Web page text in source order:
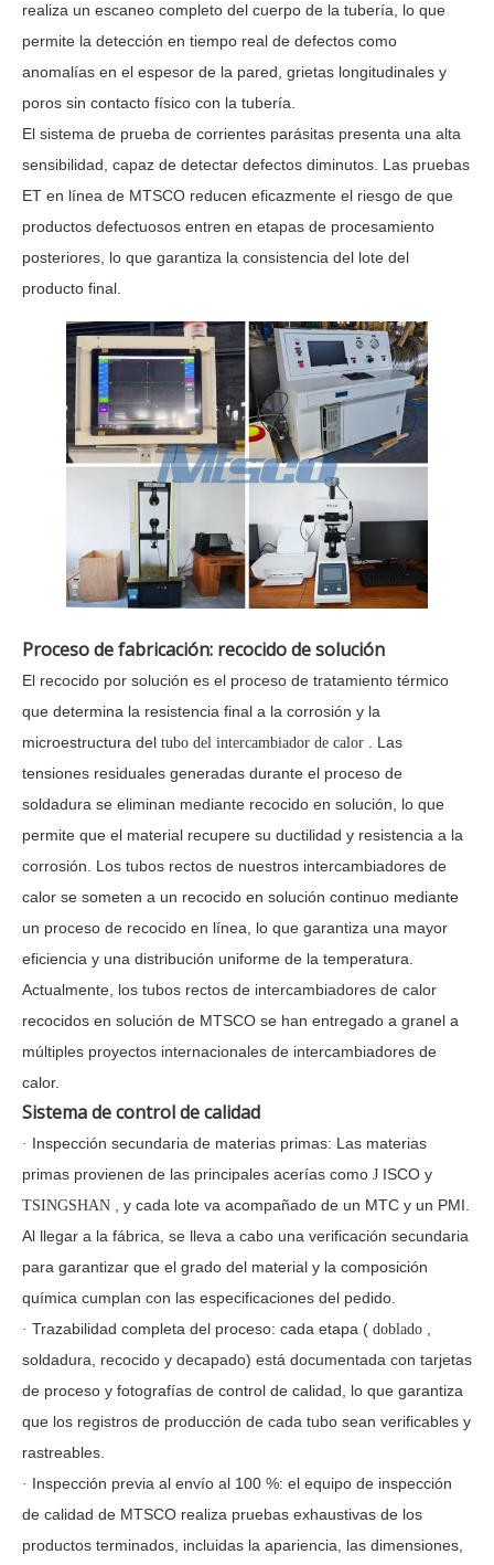
realiza un escaneo completo del cuerpo de la tubería, lo que
permite la detección en tiempo real de defectos como
anomalías en el espesor de la pared, grietas longitudinales y
poros sin contacto físico con la tubería.
El sistema de prueba de corrientes parásitas presenta una alta
sensibilidad, capaz de detectar defectos diminutos. Las pruebas
ET en línea de MTSCO reducen eficazmente el riesgo de que
productos defectuosos entren en etapas de procesamiento
posteriores, lo que garantiza la consistencia del lote del
producto final.
Proceso de fabricación: recocido de solución
El recocido por solución es el proceso de tratamiento térmico
que determina la resistencia final a la corrosión y la
microestructura del tubo del intercambiador de calor
. Las
tensiones residuales generadas durante el proceso de
soldadura se eliminan mediante recocido en solución, lo que
permite que el material recupere su ductilidad y resistencia a la
corrosión. Los tubos rectos de nuestros intercambiadores de
calor se someten a un recocido en solución continuo mediante
un proceso de recocido en línea, lo que garantiza una mayor
eficiencia y una distribución uniforme de la temperatura.
Actualmente, los tubos rectos de intercambiadores de calor
recocidos en solución de MTSCO se han entregado a granel a
múltiples proyectos internacionales de intercambiadores de
calor.
Sistema de control de calidad
· Inspección secundaria de materias primas: Las materias
primas provienen de las principales acerías como J ISCO y
TSINGSHAN
, y cada lote va acompañado de un MTC y un PMI.
Al llegar a la fábrica, se lleva a cabo una verificación secundaria
para garantizar que el grado del material y la composición
química cumplan con las especificaciones del pedido.
· Trazabilidad completa del proceso: cada etapa ( doblado
soldadura, recocido y decapado) está documentada con tarjetas
de proceso y fotografías de control de calidad, lo que garantiza
que los registros de producción de cada tubo sean verificables y
rastreables.
· Inspección previa al envío al 100 %: el equipo de inspección
de calidad de MTSCO realiza pruebas exhaustivas de los
productos terminados, incluidas la apariencia, las dimensiones,